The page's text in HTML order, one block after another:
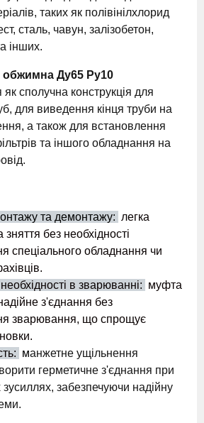
таких як полівінілхлорид
сталь, чавун, залізобетон,
інших.
Ду65 Ру10
як сполучна конструкція для
для виведення кінця труби на
а також для встановлення
та іншого обладнання на
та демонтажу: легка
зняття без необхідності
спеціального обладнання чи
необхідності в зварюванні: муфта
з'єднання без
зварювання, що спрощує
манжетне ущільнення
герметичне з'єднання при
зусиллях, забезпечуючи надійну